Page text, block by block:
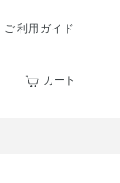
ご利用ガイド
カート